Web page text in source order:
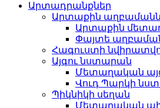
Արտադրանքներ
Արտաքին
Արտաքին
Փայտե
Հագուստի
Այգու նստարան
Մետաղական
Վուդ Պարկի
Պիկնիկի սեղան
Մետաղական